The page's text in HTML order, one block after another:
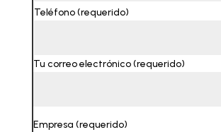
Teléfono (requerido)
Tu correo electrónico (requerido)
Empresa (requerido)